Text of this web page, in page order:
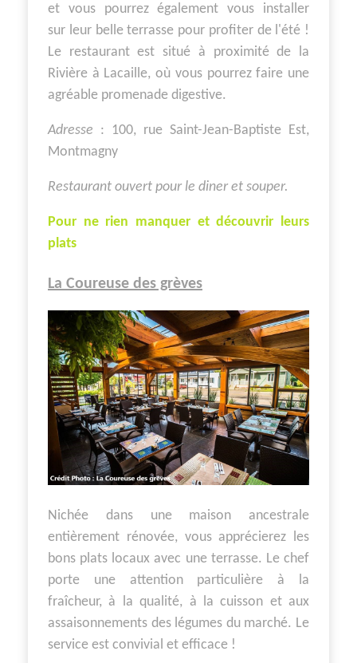
et vous pourrez également vous installer
sur leur belle terrasse pour profiter de l'été !
Le restaurant est situé à proximité de la
Rivière à Lacaille, où vous pourrez faire une
agréable promenade digestive.
Adresse : 100, rue Saint-Jean-Baptiste Est,
Montmagny
Restaurant ouvert pour le diner et souper.
Pour ne rien manquer et découvrir leurs
plats
La Coureuse des grèves
Nichée dans une maison ancestrale
entièrement rénovée, vous apprécierez les
bons plats locaux avec une terrasse. Le chef
porte une attention particulière à la
fraîcheur, à la qualité, à la cuisson et aux
assaisonnements des légumes du marché. Le
service est convivial et efficace !